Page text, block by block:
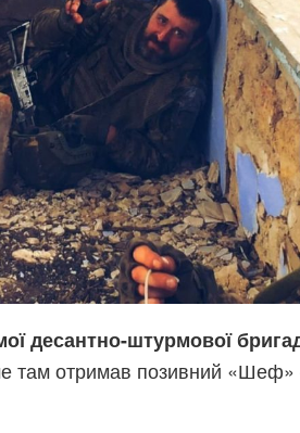
десантно-штурмової
там отримав позивний